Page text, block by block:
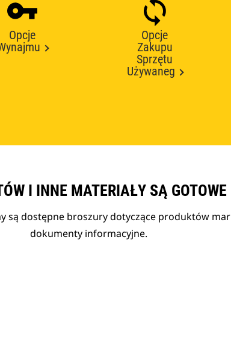
Opcje
Opcje
Zakupu
Sprzętu
Używaneg
I INNE MATERIAŁY SĄ
są dostępne broszury dotyczące produktów
dokumenty informacyjne.